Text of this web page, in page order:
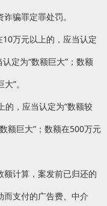
诈骗罪定罪处罚。
元以上的，应当认定
定为“数额巨大”；数额
”。
，应当认定为“数额较
额巨大”；数额在500万元
计算，案发前已归还的
而支付的广告费、中介